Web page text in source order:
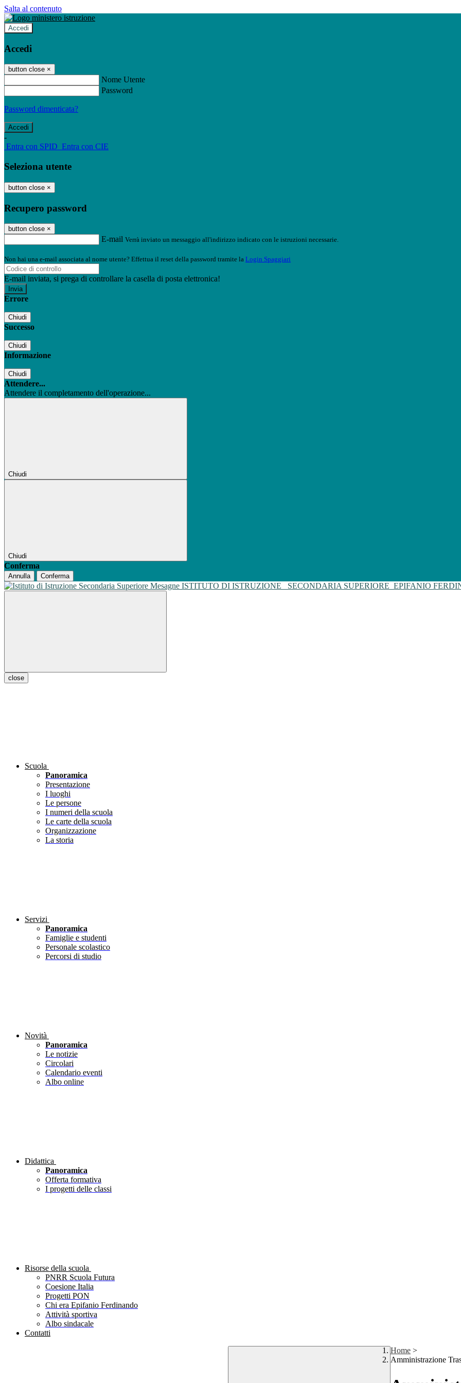
Salta al contenuto
Accedi
Accedi
button close ×
Nome Utente
Password
Password dimenticata?
-
Entra con SPID Entra con CIE
Seleziona utente
button close ×
Recupero password
button close ×
E-mail Verrà inviato un messaggio all'indirizzo indicato con le istruzioni necessarie.
Non hai una e-mail associata al nome utente? Effettua il reset della password tramite la Login Spaggiari
E-mail inviata, si prega di controllare la casella di posta elettronica!
Errore
Chiudi
Successo
Chiudi
Informazione
Chiudi
Attendere...
Attendere il completamento dell'operazione...
Chiudi
Chiudi
Conferma
Annulla Conferma
ISTITUTO DI ISTRUZIONE SECONDARIA SUPERIORE EPIFANIO
close
Scuola
Panoramica
Presentazione
I luoghi
Le persone
I numeri della scuola
Le carte della scuola
Organizzazione
La storia
Servizi
Panoramica
Famiglie e studenti
Personale scolastico
Percorsi di studio
Novità
Panoramica
Le notizie
Circolari
Calendario eventi
Albo online
Didattica
Panoramica
Offerta formativa
I progetti delle classi
Risorse della scuola
PNRR Scuola Futura
Coesione Italia
Progetti PON
Chi era Epifanio Ferdinando
Attività sportiva
Albo sindacale
Contatti
Home >
Amministrazione